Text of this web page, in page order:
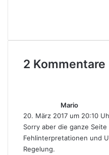
2 Kommentare
Mario
:
20. März 2017 um 20:10
Sorry aber die ganze
Fehlinterpretationen und
Regelung.